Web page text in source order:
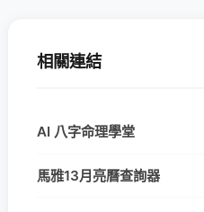
相關連結
AI 八字命理學堂
馬雅13月亮曆查詢器